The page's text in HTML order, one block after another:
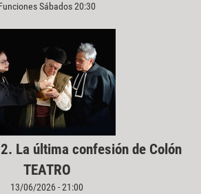
Sábados 20:30
La última confesión de Colón
TEATRO
13/06/2026 - 21:00